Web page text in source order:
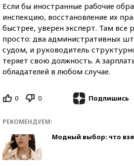
Если бы иностранные рабочие
инспекцию, восстановление их
быстрее, уверен эксперт. Там все
просто: два административных
судом, и руководитель
теряет свою должность. А
обладателей в любом случае.
0 0 Подпишись
РЕКОМЕНДУЕМ:
Модный выбор: что